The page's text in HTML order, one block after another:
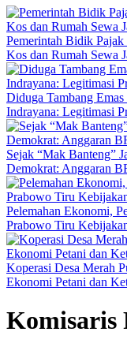
Pemerintah Bidik
Kos dan Rumah Sewa
Diduga Tambang
Indrayana: Legitimasi
Sejak “Mak Banteng”
Demokrat: Anggaran
Pelemahan Ekonomi,
Prabowo Tiru
Koperasi Desa Merah
Ekonomi Petani dan
Komisaris